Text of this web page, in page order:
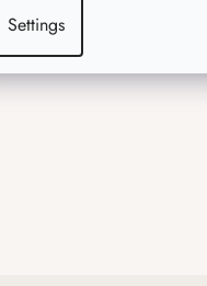
Settings